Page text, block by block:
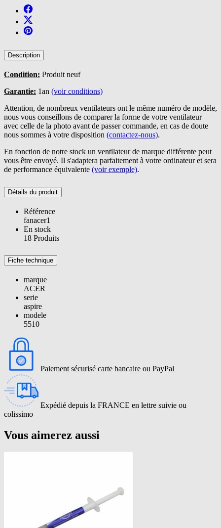
Description
Condition: Produit neuf
Garantie: 1an (voir conditions)
Attention, de nombreux ventilateurs ont le même numéro de modèle,
nous vous conseillons de comparer la forme de votre ventilateur
avec celle de la photo avant de passer commande, en cas de doute
nous sommes à votre disposition (contactez-nous).
En fonction de notre stock un ventilateur de marque différente peut
vous être envoyé. Il s'adaptera parfaitement à votre ordinateur et sera
de performance équivalente (voir exemple).
Détails du produit
Référence
fanacer1
En stock
18 Produits
Fiche technique
marque
ACER
serie
aspire
modele
5510
Paiement sécurisé carte bancaire ou PayPal
Expédié depuis la FRANCE en lettre suivie ou
colissimo
Vous aimerez aussi